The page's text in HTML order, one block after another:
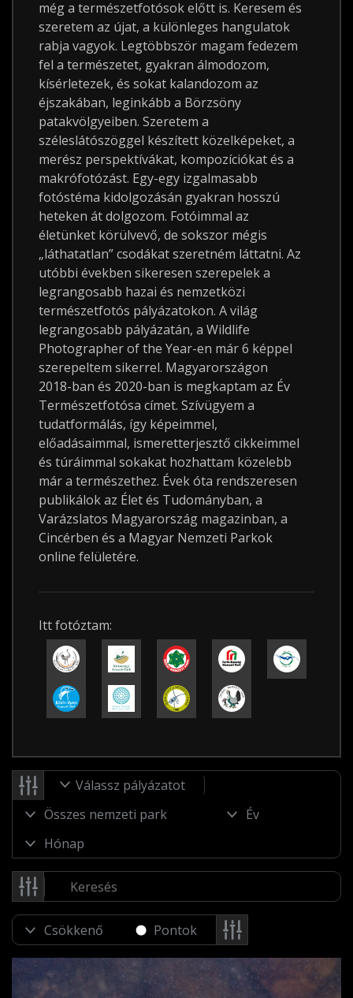
még a természetfotósok előtt is. Keresem és
szeretem az újat, a különleges hangulatok
rabja vagyok. Legtöbbször magam fedezem
fel a természetet, gyakran álmodozom,
kísérletezek, és sokat kalandozom az
éjszakában, leginkább a Börzsöny
patakvölgyeiben. Szeretem a
széleslátószöggel készített közelképeket, a
merész perspektívákat, kompozíciókat és a
makrófotózást. Egy-egy izgalmasabb
fotóstéma kidolgozásán gyakran hosszú
heteken át dolgozom. Fotóimmal az
életünket körülvevő, de sokszor mégis
„láthatatlan” csodákat szeretném láttatni. Az
utóbbi években sikeresen szerepelek a
legrangosabb hazai és nemzetközi
természetfotós pályázatokon. A világ
legrangosabb pályázatán, a Wildlife
Photographer of the Year-en már 6 képpel
szerepeltem sikerrel. Magyarországon
2018-ban és 2020-ban is megkaptam az Év
Természetfotósa címet. Szívügyem a
tudatformálás, így képeimmel,
előadásaimmal, ismeretterjesztő cikkeimmel
és túráimmal sokakat hozhattam közelebb
már a természethez. Évek óta rendszeresen
publikálok az Élet és Tudományban, a
Varázslatos Magyarország magazinban, a
Cincérben és a Magyar Nemzeti Parkok
online felületére.
Itt fotóztam:
Válassz pályázatot
Pontok